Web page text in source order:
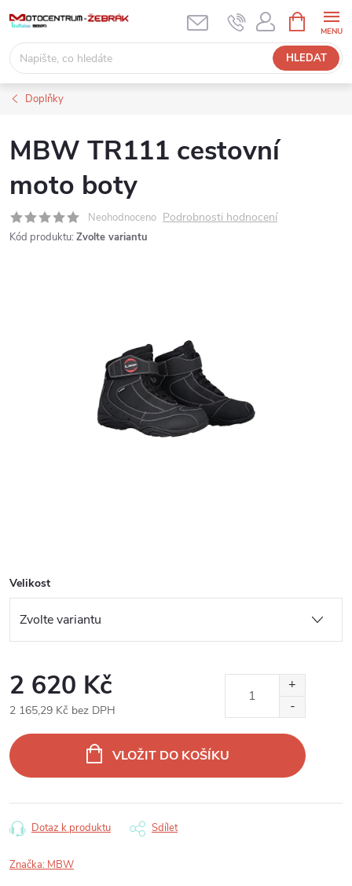
obsah
HLEDAT
NÁKUPNÍ
KOŠÍK
Doplňky
MBW TR111 cestovní
moto boty
Neohodnoceno Podrobnosti hodnocení
Kód produktu: Zvolte variantu
Velikost
2 620 Kč
2 165,29 Kč bez DPH
cena:
VLOŽIT DO KOŠÍKU
Dotaz k produktu Sdílet
Značka: MBW